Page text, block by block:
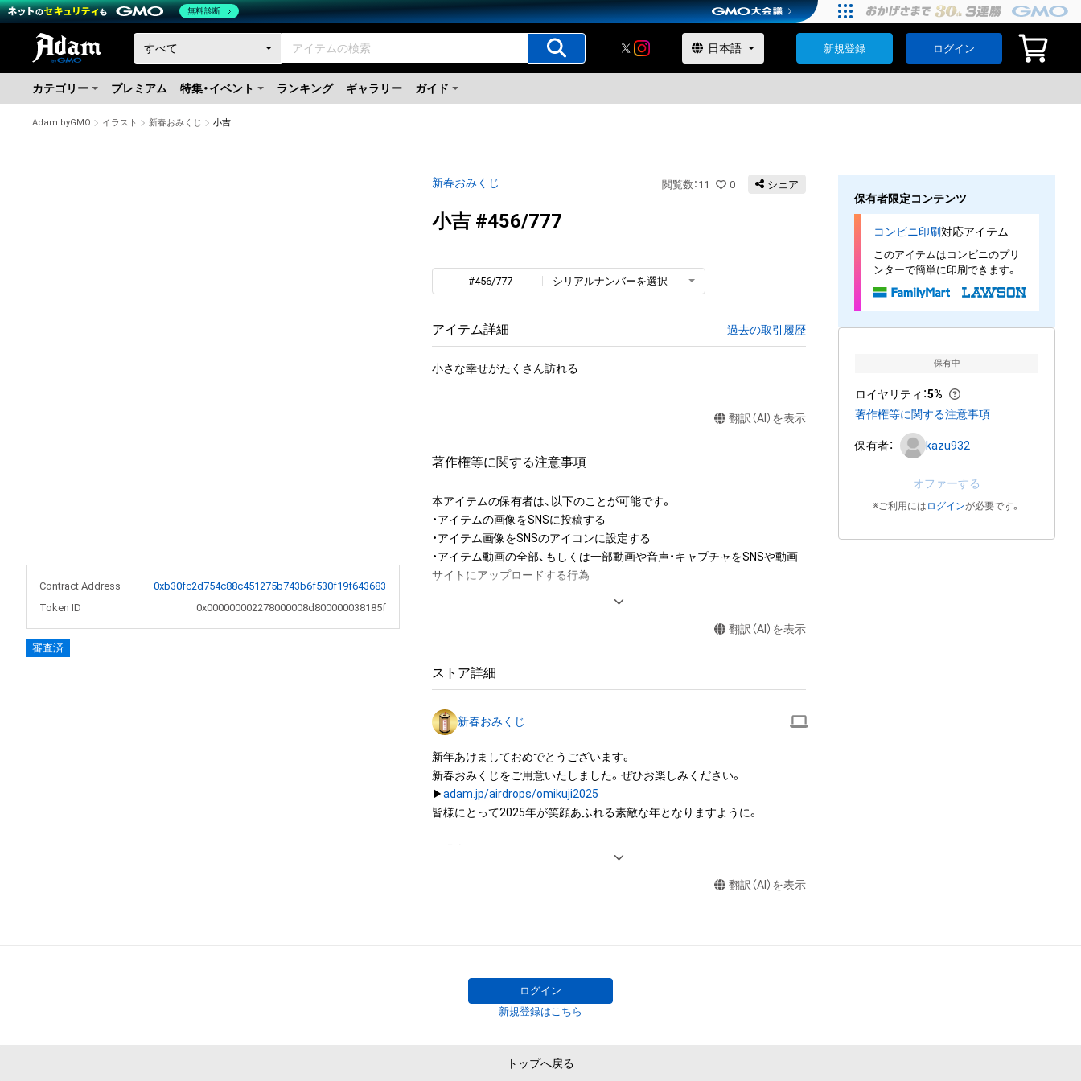
新規登録 ログイン
カテゴリー プレミアム 特集・イベント ランキング ギャラリー ガイド
Adam byGMO イラスト 新春おみくじ 小吉
Contract Address
0xb30fc2d754c88c451275b743b6f530f19f643683
Token ID
0x000000002278000008d800000038185f
審査済
新春おみくじ 閲覧数 ： 11 0 シェア
小吉 #456/777
#456/777 シリアルナンバーを選択
アイテム詳細 過去の取引履歴
小さな幸せがたくさん訪れる
翻訳（AI）を表示
著作権等に関する注意事項
本アイテムの保有者は、以下のことが可能です。
・アイテムの画像をSNSに投稿する
・アイテム画像をSNSのアイコンに設定する
・アイテム動画の全部、もしくは一部動画や音声・キャプチャをSNSや動画
サイトにアップロードする行為
・本アイテムに関する創作物(画像および映像、音楽、商標またはロゴ等を含
用新案権、商標権、意匠権その他の知的財産権(それらの権利を取得し、又は
託を受けている者によって保護されています。そのため、本アイテムを保
することを意味しません。
・本アイテムの著作権を有する方、著作隣接権の権利者またはその管理委託
を受けている者からの事前の同意なしに、上記の「本アイテムの保有者が有
する権利」の範囲を超えた行為、知的財産権を侵害するおそれのある行為
これに限定されません。)を行うことはできません。
用またはその恐れのある利用など、作成者が不適切であると判断した場合、
翻訳（AI）を表示
ストア詳細
新春おみくじ
新年あけましておめでとうございます。
新春おみくじをご用意いたしました。ぜひお楽しみください。
▶︎adam.jp/airdrops/omikuji2025
皆様にとって2025年が笑顔あふれる素敵な年となりますように。
翻訳（AI）を表示
保有者限定コンテンツ
コンビニ印刷対応アイテム
このアイテムはコンビニのプリ
ンターで簡単に印刷できます。
保有中
ロイヤリティ ：5%
著作権等に関する注意事項
保有者： kazu932
オファーする
※ご利用には ログインが必要です。
ログイン
新規登録はこちら
トップへ戻る
無料診断